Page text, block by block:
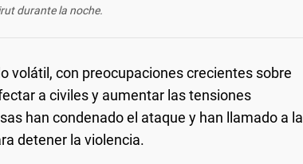
durante la noche.
volátil, con preocupaciones crecientes sobre
a civiles y aumentar las tensiones
han condenado el ataque y han llamado a la
detener la violencia.